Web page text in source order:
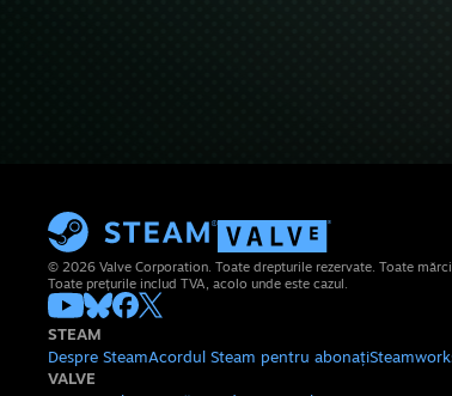
© 2026 Valve Corporation. Toate drepturile rezervate. Toate
Toate prețurile includ TVA, acolo unde este cazul.
STEAM
Despre SteamAcordul Steam pentru abonați
VALVE